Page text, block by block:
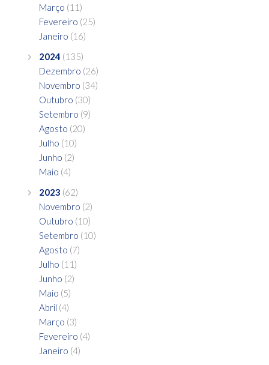
Março (11)
Fevereiro (25)
Janeiro (16)
2024 (135)
Dezembro (26)
Novembro (34)
Outubro (30)
Setembro (9)
Agosto (20)
Julho (10)
Junho (2)
Maio (4)
2023 (62)
Novembro (2)
Outubro (10)
Setembro (10)
Agosto (7)
Julho (11)
Junho (2)
Maio (5)
Abril (4)
Março (3)
Fevereiro (4)
Janeiro (4)